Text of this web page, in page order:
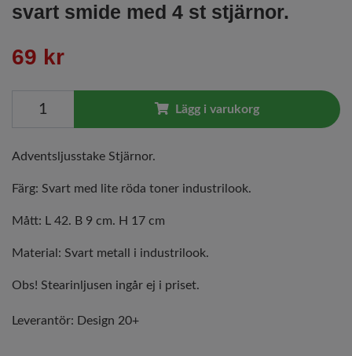
svart smide med 4 st stjärnor.
69 kr
Lägg i varukorg
Adventsljusstake Stjärnor.
Färg: Svart med lite röda toner industrilook.
Mått: L 42. B 9 cm. H 17 cm
Material: Svart metall i industrilook.
Obs! Stearinljusen ingår ej i priset.
Leverantör: Design 20+